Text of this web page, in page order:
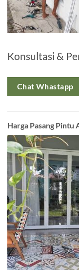
Konsultasi &
Chat Whastapp
Harga Pasang Pintu